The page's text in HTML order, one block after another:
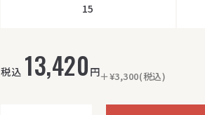
15
税込 13,420 円＋¥3,300(税込)